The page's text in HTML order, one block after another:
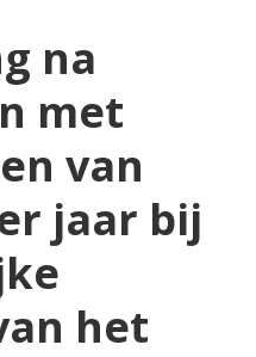
na
met
van
jaar bij
het